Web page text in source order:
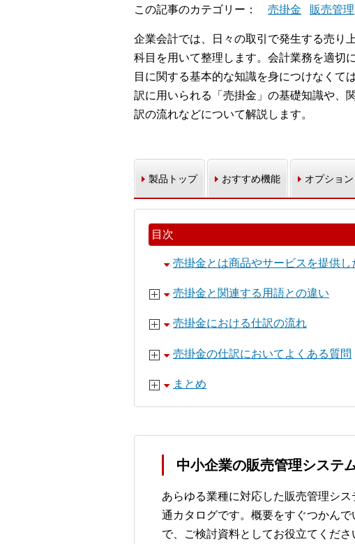
この記事のカテゴリー 売掛金 販売管理
企業会計では、日々の取引で発生する売り
科目を用いて整理します。会計業務を適切
目に関する基本的な知識を身につけなくて
訳に用いられる「売掛金」の基礎知識や、
訳の流れなどについて解説します。
製品トップ おすすめ機能 オプション
目次
売掛金とは商品やサービスを提供
売掛金と関連する用語との違い
売掛金における仕訳の流れ
売掛金の仕訳においてよくある質問
まとめ
中小企業の販売管理システ
あらゆる業種に対応した販売管理シ
通カタログです。概要をすぐつかん
で、ご検討資料としてお役立てくださ